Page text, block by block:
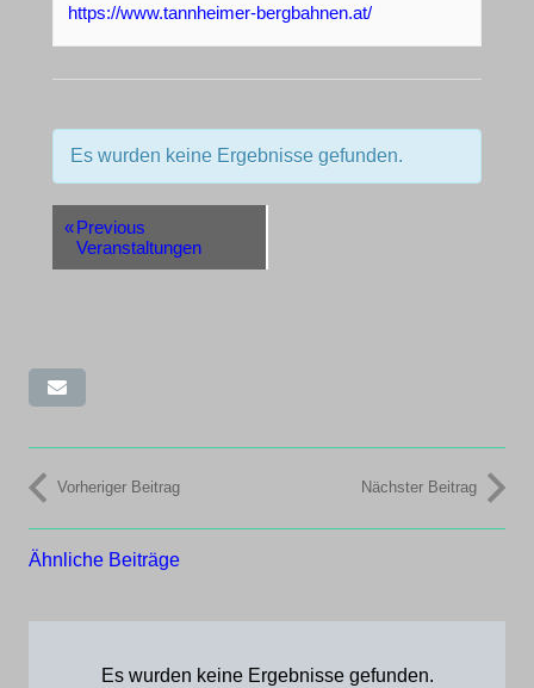
https://www.tannheimer-bergbahnen.at/
Es wurden keine Ergebnisse gefunden.
«Previous
Veranstaltungen
Vorheriger Beitrag Nächster Beitrag
Ähnliche Beiträge
Es wurden keine Ergebnisse gefunden.